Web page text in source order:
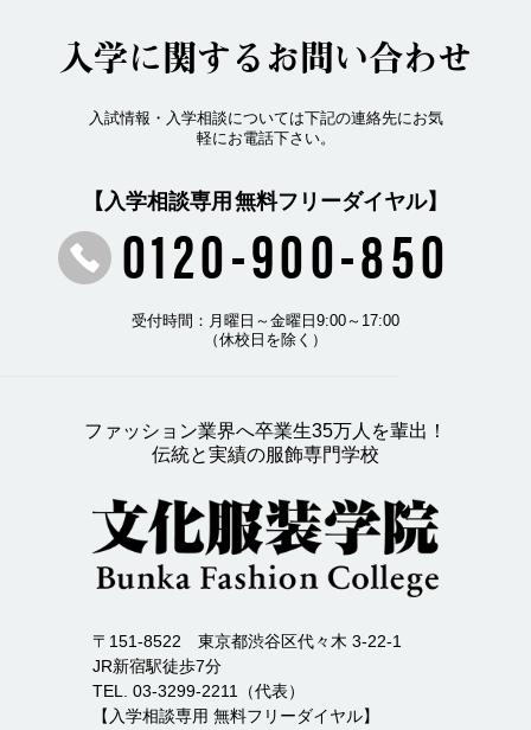
入学に関するお問い合わせ
入試情報・入学相談については下記の連絡先にお気
軽にお電話下さい。
0120-900-850
【入学相談専用 無料フリーダイヤル】
受付時間：月曜日～金曜日9:00～17:00
（休校日を除く）
ファッション業界へ卒業生35万人を輩出！
伝統と実績の服飾専門学校
〒151-8522 東京都渋谷区代々木 3-22-1
JR新宿駅徒歩7分
TEL. 03-3299-2211（代表）
【入学相談専用 無料フリーダイヤル】